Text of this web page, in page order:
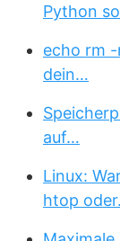
Python
echo rm
dein…
auf…
Linux:
htop